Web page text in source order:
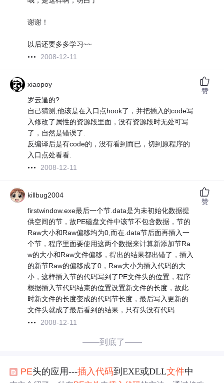
谢谢！
以后还要多多学习~~
2008-12-11
xiaopoy
罗云逼的?
自己猜测,他该是在入口点hook了，并把插入的code写
入修改了属性的资源段里面，没有资源段时无处可写
了，自然是错误了.
反编译后是有code的，没有看到而已，切到原程序的
入口点处看看.
2008-12-11
赞
killbug2004
firstwindow.exe最后一个节.data是为未初始化数据提
供空间的节，故PE磁盘文件中该节不包含数据，节的
Raw大小和Raw偏移均为0,而在.data节后面再插入一
个节，程序里面要使用这两个数据来计算新添加节Ra
w的大小和Raw文件偏移，得出的结果都出错了，插入
的新节Raw的偏移成了0，Raw大小为插入代码的大
小，这样插入节的代码写到了PE文件头的位置，程序
根据插入节代码结束的位置设置新文件的长度，故此
时新文件的长度变成的代码节长度，最后写入更新的
文件头就成了最后看到的结果，只有头没有代码
2008-12-11
赞
——到底了——
PE头的应用---插入代码到EXE或DLL文件中